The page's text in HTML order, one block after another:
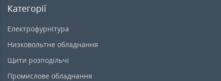
Категорії
Електрофурнітура
Низковольтне обладнання
Щити розподільчі
Промислове обладнання